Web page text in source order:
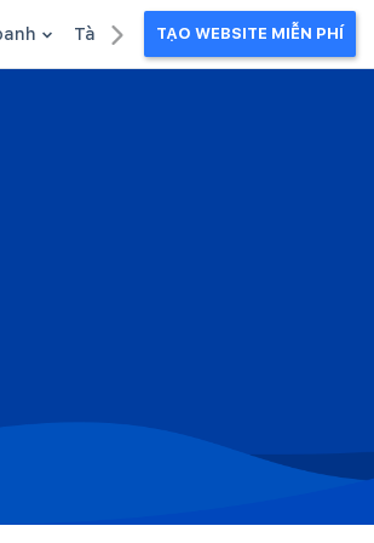
Tài liệu kinh doanhTẠO WEBSITE MIỄN PHÍ